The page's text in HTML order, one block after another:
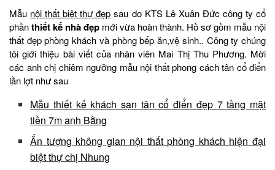
Mẫu nội thất biệt thự đẹp sau do KTS Lê Xuân Đức công ty cổ
phầnthiết kế nhà đẹp mới vừa hoàn thành. Hồ sơ gồm mẫu nội
thất đẹp phòng khách và phòng bếp ăn,vệ sinh.. Công ty chúng
tôi giới thiệu bài viết của nhân viên Mai Thị Thu Phương. Mời
các anh chị chiêm ngưỡng mẫu nội thất phong cách tân cổ điển
lần lợt như sau
Mẫu thiết kế khách sạn tân cổ điển đẹp 7 tầng mặt
tiền 7m anh Bằng
Ấn tượng không gian nội thất phòng khách hiện đại
biệt thự chị Nhung